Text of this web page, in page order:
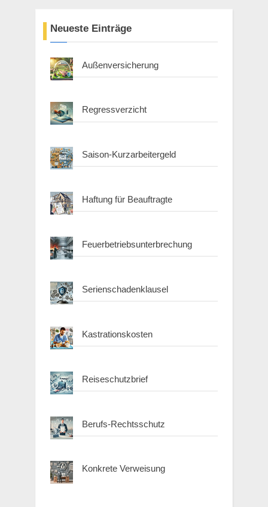
Neueste Einträge
Außenversicherung
Regressverzicht
Saison-Kurzarbeitergeld
Haftung für Beauftragte
Feuerbetriebsunterbrechung
Serienschadenklausel
Kastrationskosten
Reiseschutzbrief
Berufs-Rechtsschutz
Konkrete Verweisung